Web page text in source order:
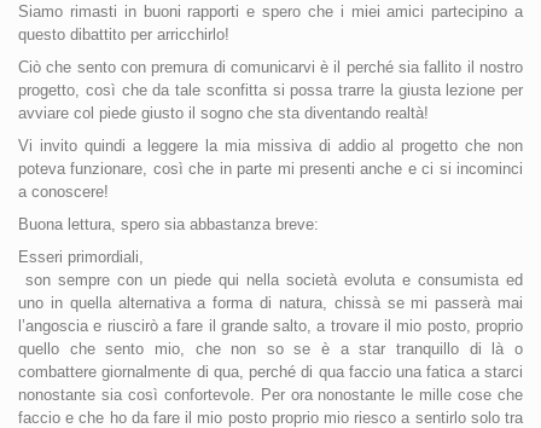
Siamo rimasti in buoni rapporti e spero che i miei amici partecipino a
questo dibattito per arricchirlo!
Ciò che sento con premura di comunicarvi è il perché sia fallito il nostro
progetto, così che da tale sconfitta si possa trarre la giusta lezione per
avviare col piede giusto il sogno che sta diventando realtà!
Vi invito quindi a leggere la mia missiva di addio al progetto che non
poteva funzionare, così che in parte mi presenti anche e ci si incominci
a conoscere!
Buona lettura, spero sia abbastanza breve:
Esseri primordiali,
son sempre con un piede qui nella società evoluta e consumista ed
uno in quella alternativa a forma di natura, chissà se mi passerà mai
l’angoscia e riuscirò a fare il grande salto, a trovare il mio posto, proprio
quello che sento mio, che non so se è a star tranquillo di là o
combattere giornalmente di qua, perché di qua faccio una fatica a starci
nonostante sia così confortevole. Per ora nonostante le mille cose che
faccio e che ho da fare il mio posto proprio mio riesco a sentirlo solo tra